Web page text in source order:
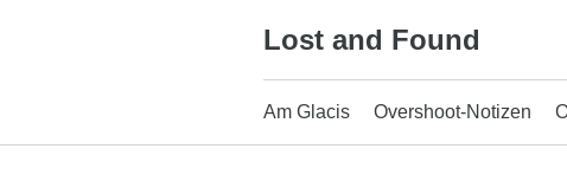
Lost and Found
Am Glacis Overshoot-Notizen